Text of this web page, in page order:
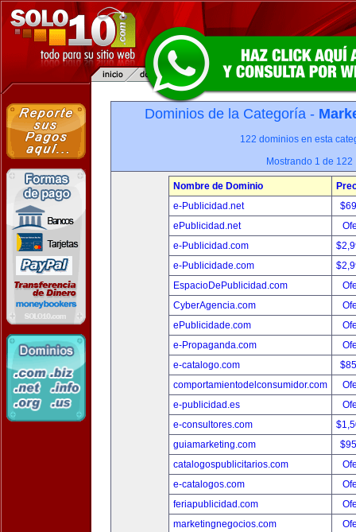
Dominios de la Categoría -
122 dominios en esta
Mostrando 1 de 122
Nombre de Dominio
e-Publicidad.net
ePublicidad.net
e-Publicidad.com
e-Publicidade.com
EspacioDePublicidad.com
CyberAgencia.com
ePublicidade.com
e-Propaganda.com
e-catalogo.com
comportamientodelconsumidor.com
e-publicidad.es
e-consultores.com
guiamarketing.com
catalogospublicitarios.com
e-catalogos.com
feriapublicidad.com
marketingnegocios.com